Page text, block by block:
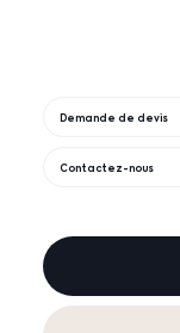
Demande de devis
Contactez-nous